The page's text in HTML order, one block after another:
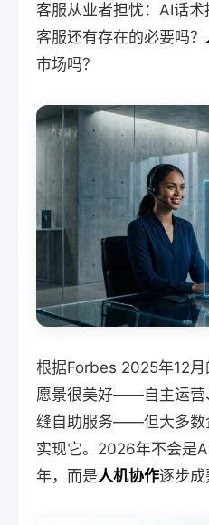
客服从业者担忧：AI话
客服还有存在的必要吗？
市场吗？
根据Forbes 2025年12
愿景很美好——自主运营
缝自助服务——但大多数
实现它。2026年不会是
年，而是人机协作逐步成